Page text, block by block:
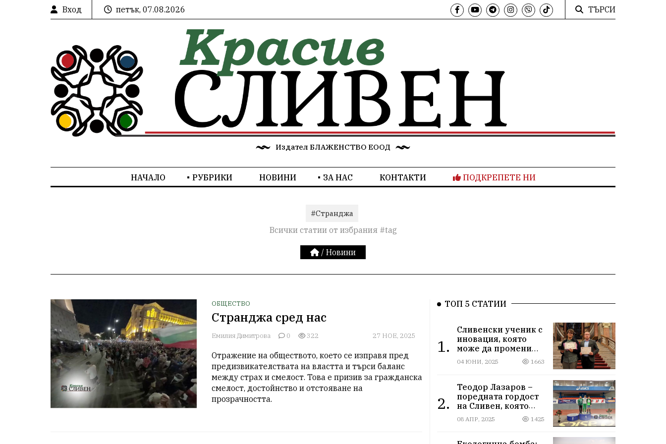
Вход петък, 07.08.2026 ТЪРСИ
Издател БЛАЖЕНСТВО ЕООД
НАЧАЛО РУБРИКИ НОВИНИ ЗА НАС КОНТАКТИ ПОДКРЕПЕТЕ НИ
#Странджа
Всички статии от избрания #tag
/ Новини
ОБЩЕСТВО
Странджа сред нас
Емилия Димитрова 0 322 27 НОЕ, 2025
Отражение на обществото, което се изправя пред
предизвикателствата на властта и търси баланс
между страх и смелост. Това е призив за гражданска
смелост, достойнство и отстояване на
прозрачността.
ТОП 5 СТАТИИ
1.
Сливенски ученик с
иновация, която
може да промени
света!
04 ЮНИ, 2025 1663
2.
Теодор Лазаров –
поредната гордост
на Сливен, която
лети към бъдещето
08 АПР, 2025 1425